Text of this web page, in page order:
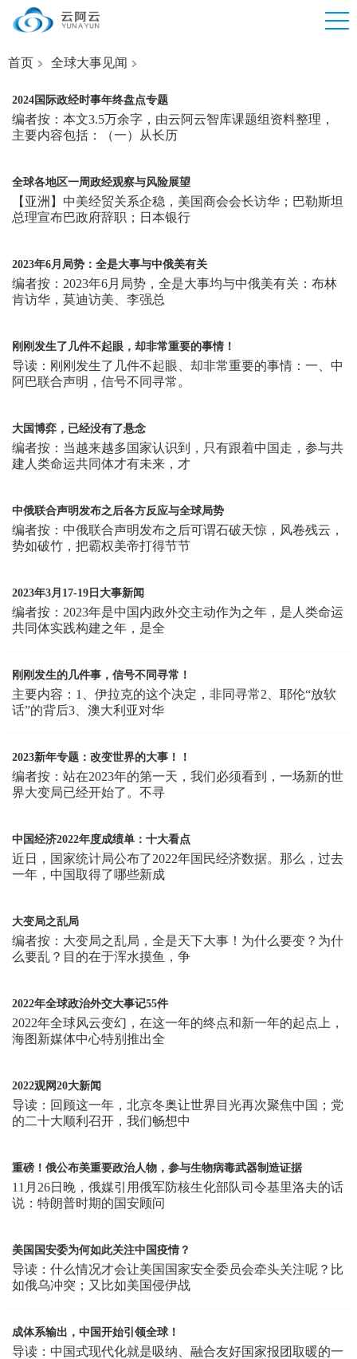
首页 全球大事见闻
2024国际政经时事年终盘点专题
编者按：本文3.5万余字，由云阿云智库课题组资料整理，
主要内容包括：（一）从长历
全球各地区一周政经观察与风险展望
【亚洲】中美经贸关系企稳，美国商会会长访华；巴勒斯坦
总理宣布巴政府辞职；日本银行
2023年6月局势：全是大事与中俄美有关
编者按：2023年6月局势，全是大事均与中俄美有关：布林
肯访华，莫迪访美、李强总
刚刚发生了几件不起眼，却非常重要的事情！
导读：刚刚发生了几件不起眼、却非常重要的事情：一、中
阿巴联合声明，信号不同寻常。
大国博弈，已经没有了悬念
编者按：当越来越多国家认识到，只有跟着中国走，参与共
建人类命运共同体才有未来，才
中俄联合声明发布之后各方反应与全球局势
编者按：中俄联合声明发布之后可谓石破天惊，风卷残云，
势如破竹，把霸权美帝打得节节
2023年3月17-19日大事新闻
编者按：2023年是中国内政外交主动作为之年，是人类命运
共同体实践构建之年，是全
刚刚发生的几件事，信号不同寻常！
主要内容：1、伊拉克的这个决定，非同寻常2、耶伦“放软
话”的背后3、澳大利亚对华
2023新年专题：改变世界的大事！！
编者按：站在2023年的第一天，我们必须看到，一场新的世
界大变局已经开始了。不寻
中国经济2022年度成绩单：十大看点
近日，国家统计局公布了2022年国民经济数据。那么，过去
一年，中国取得了哪些新成
大变局之乱局
编者按：大变局之乱局，全是天下大事！为什么要变？为什
么要乱？目的在于浑水摸鱼，争
2022年全球政治外交大事记55件
2022年全球风云变幻，在这一年的终点和新一年的起点上，
海图新媒体中心特别推出全
2022观网20大新闻
导读：回顾这一年，北京冬奥让世界目光再次聚焦中国；党
的二十大顺利召开，我们畅想中
重磅！俄公布美重要政治人物，参与生物病毒武器制造证据
11月26日晚，俄媒引用俄军防核生化部队司令基里洛夫的话
说：特朗普时期的国安顾问
美国国安委为何如此关注中国疫情？
导读：什么情况才会让美国国家安全委员会牵头关注呢？比
如俄乌冲突；又比如美国侵伊战
成体系输出，中国开始引领全球！
导读：中国式现代化就是吸纳、融合友好国家报团取暖的一